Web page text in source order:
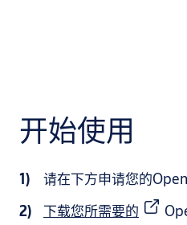
开始使用
请在下方申请您的
下载您所需要的